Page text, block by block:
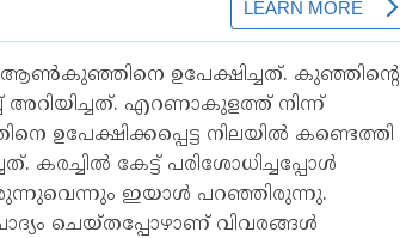
ഉപേക്ഷിച്ചത്. കുഞ്ഞിന്റെ
എറണാകുളത്ത് നിന്ന്
ഉപേക്ഷിക്കപ്പെട്ട നിലയില്‍ കണ്ടെത്തി
കേട്ട് പരിശോധിച്ചപ്പോള്‍
ഇയാള്‍ പറഞ്ഞിരുന്നു.
ചെയ്തപ്പോഴാണ് വിവരങ്ങള്‍